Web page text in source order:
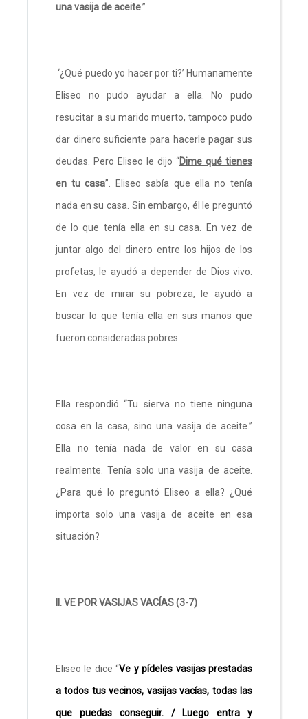
una vasija de aceite.”
‘¿Qué puedo yo hacer por ti?’ Humanamente
Eliseo no pudo ayudar a ella. No pudo
resucitar a su marido muerto, tampoco pudo
dar dinero suficiente para hacerle pagar sus
deudas. Pero Eliseo le dijo “Dime qué tienes
en tu casa”. Eliseo sabía que ella no tenía
nada en su casa. Sin embargo, él le preguntó
de lo que tenía ella en su casa. En vez de
juntar algo del dinero entre los hijos de los
profetas, le ayudó a depender de Dios vivo.
En vez de mirar su pobreza, le ayudó a
buscar lo que tenía ella en sus manos que
fueron consideradas pobres.
Ella respondió “Tu sierva no tiene ninguna
cosa en la casa, sino una vasija de aceite.”
Ella no tenía nada de valor en su casa
realmente. Tenía solo una vasija de aceite.
¿Para qué lo preguntó Eliseo a ella? ¿Qué
importa solo una vasija de aceite en esa
situación?
II. VE POR VASIJAS VACÍAS (3-7)
Eliseo le dice “Ve y pídeles vasijas prestadas
a todos tus vecinos, vasijas vacías, todas las
que puedas conseguir. / Luego entra y